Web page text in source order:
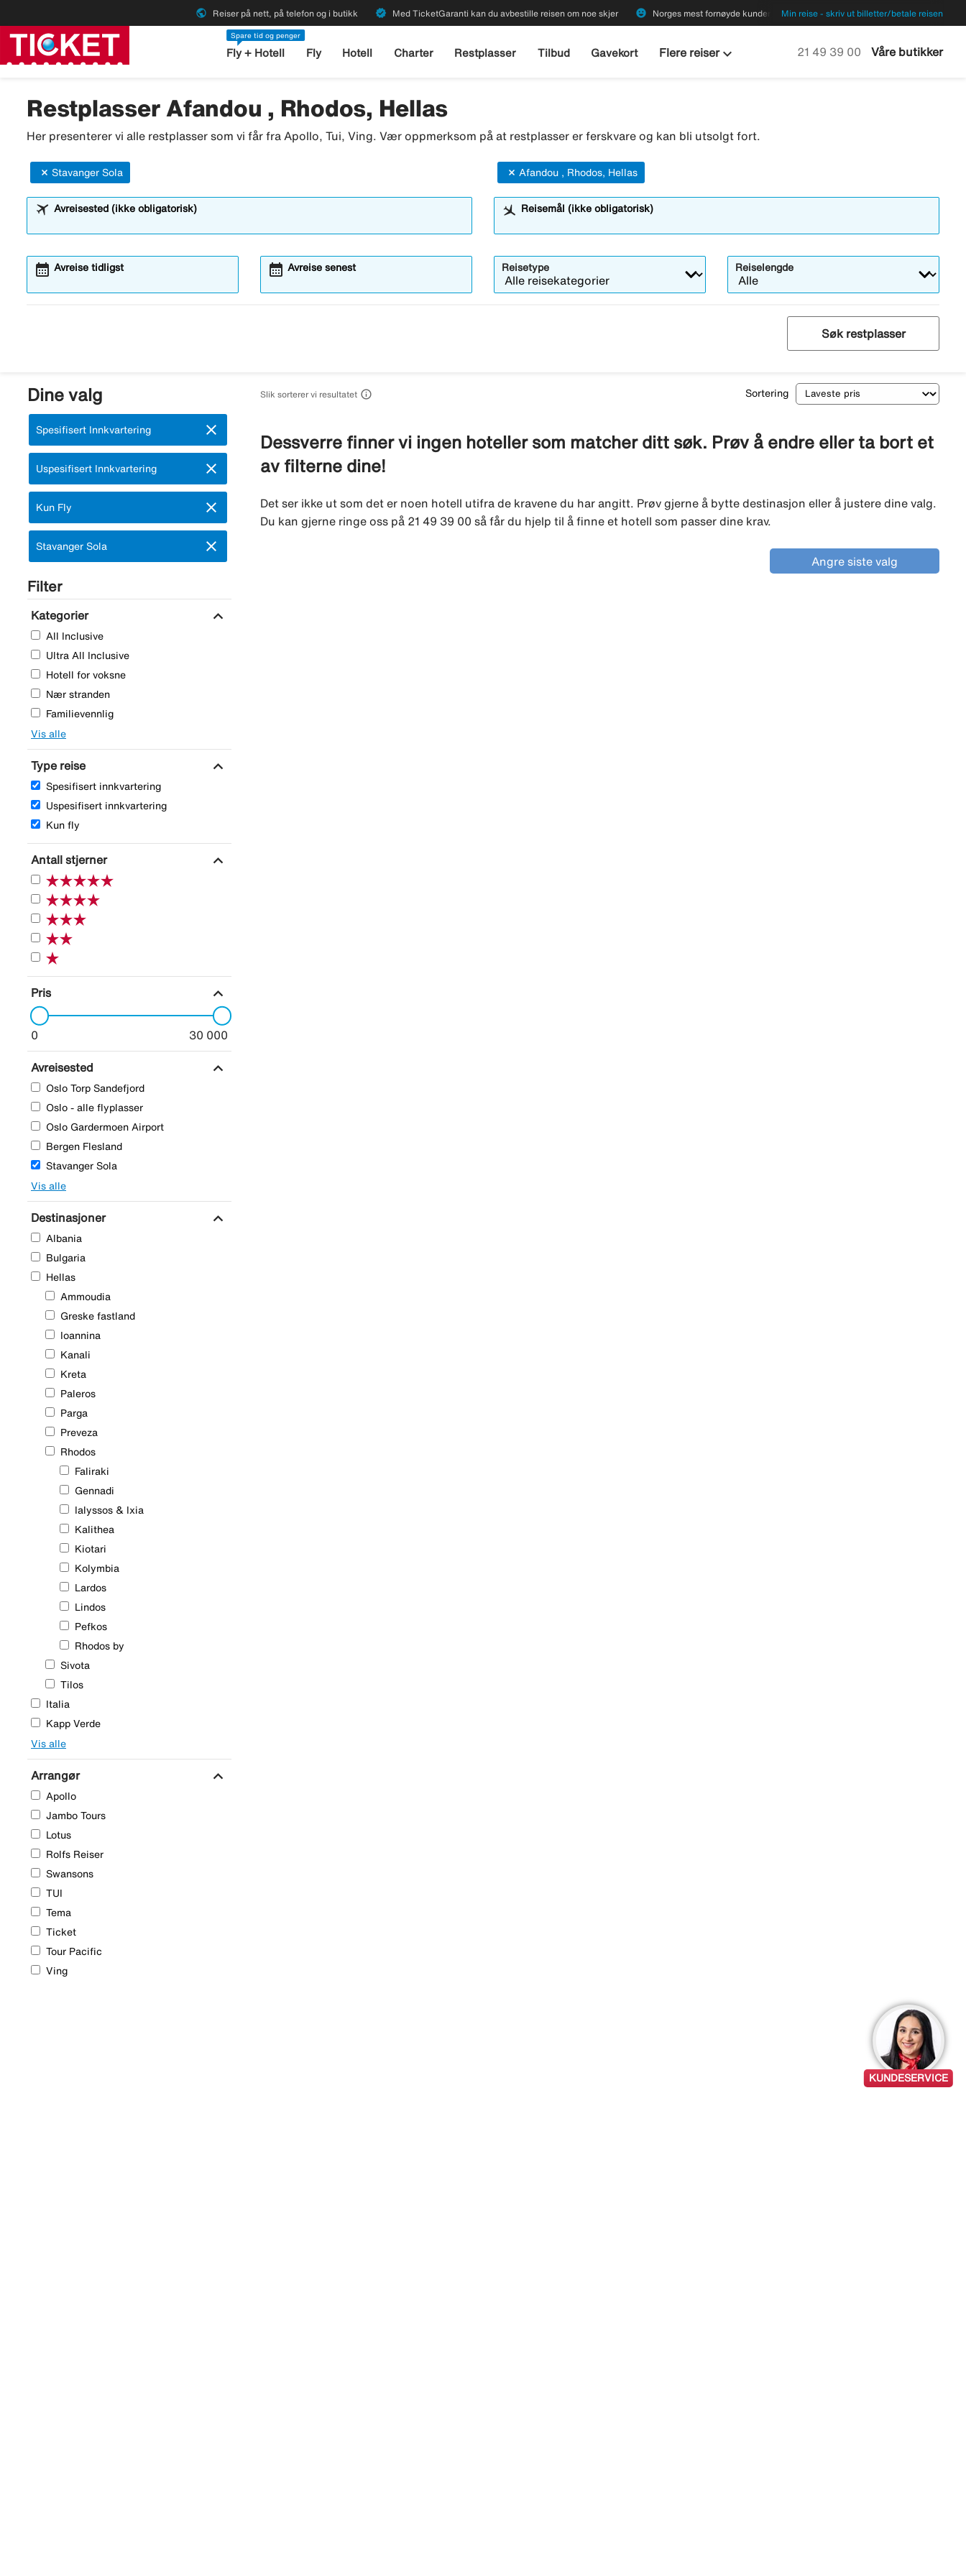
public Reiser på nett, på telefon og i butikk verified Med TicketGaranti kan du avbestille reisen om noe skjer emoji_emotions Norges mest fornøyde kunder Min reise - skriv ut billetter/betale reisen
Spare tid og penger
Fly + Hotell Fly Hotell Charter Restplasser Tilbud Gavekort Flere reiserkeyboard_arrow_down Ring oss på
21 49 39 00 Våre butikker
Restplasser Afandou , Rhodos, Hellas
Her presenterer vi alle restplasser som vi får fra Apollo, Tui, Ving. Vær oppmerksom på at restplasser er ferskvare og kan bli utsolgt fort.
Avreisested (ikke obligatorisk)
Stavanger Sola
Reisemål (ikke obligatorisk)
Afandou , Rhodos, Hellas
Avreise tidligst
calendar_month Avreise senest
calendar_month Reisetype Reiselengde
Søk restplasser
Dine valg
Fjern:
Spesifisert Innkvartering close
Fjern:
Uspesifisert Innkvartering close
Fjern:
Kun Fly close
Fjern:
Stavanger Sola close
Filter
Kategorier expand_more
All Inclusive
Ultra All Inclusive
Hotell for voksne
Nær stranden
Familievennlig
Vis alle
Type reise expand_more
Spesifisert innkvartering
Uspesifisert innkvartering
Kun fly
Antall stjerner expand_more
Pris expand_more
0 30 000
Avreisested expand_more
Oslo Torp Sandefjord
Oslo - alle flyplasser
Oslo Gardermoen Airport
Bergen Flesland
Stavanger Sola
Vis alle
Destinasjoner expand_more
Albania
Bulgaria
Hellas
Område
Ammoudia
Greske fastland
Ioannina
Kanali
Kreta
Paleros
Parga
Preveza
Rhodos
Faliraki
Gennadi
Ialyssos & Ixia
Kalithea
Kiotari
Kolymbia
Lardos
Lindos
Pefkos
Rhodos by
Sivota
Tilos
Italia
Kapp Verde
Vis alle
Arrangør expand_more
Apollo
Jambo Tours
Lotus
Rolfs Reiser
Swansons
TUI
Tema
Ticket
Tour Pacific
Ving
Slik sorterer vi resultatet  Sortering
Dessverre finner vi ingen hoteller som matcher ditt søk. Prøv å endre eller ta bort et
av filterne dine!
Det ser ikke ut som det er noen hotell utifra de kravene du har angitt. Prøv gjerne å bytte destinasjon eller å justere dine valg.
Du kan gjerne ringe oss på 21 49 39 00 så får du hjelp til å finne et hotell som passer dine krav.
Angre siste valg
KUNDESERVICE